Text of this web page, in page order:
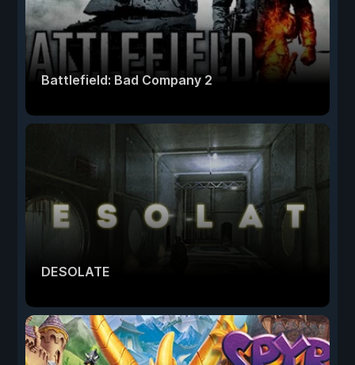
Battlefield: Bad Company 2
DESOLATE